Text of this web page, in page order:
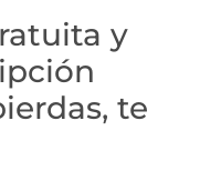
y
te